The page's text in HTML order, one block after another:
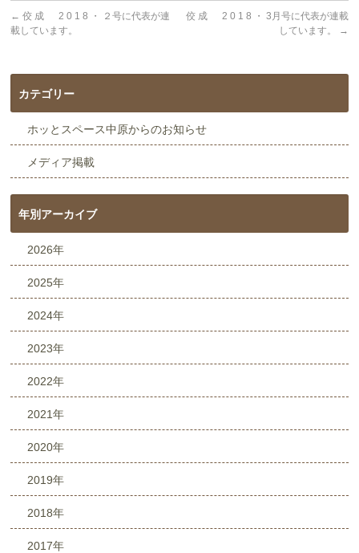
← 佼 成 2 0 1 8 ・ ２号に代表が連
載しています。
佼 成 2 0 1 8 ・ 3月号に代表が連載
しています。
→
カテゴリー
ホッとスペース中原からのお知らせ
メディア掲載
年別アーカイブ
2026年
2025年
2024年
2023年
2022年
2021年
2020年
2019年
2018年
2017年